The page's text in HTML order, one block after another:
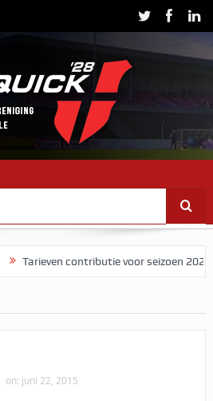
contributie voor seizoen 2026/2027
on: juni 22, 2015